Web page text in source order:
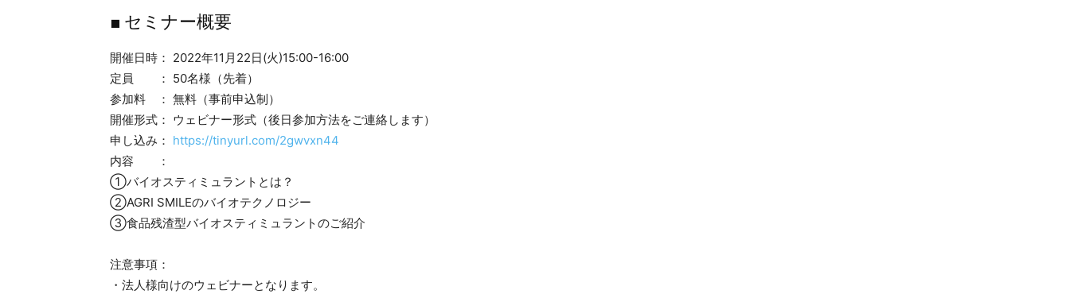
■ セミナー概要
開催日時： 2022年11月22日(火)15:00-16:00
定員 ： 50名様（先着）
参加料 ： 無料（事前申込制）
開催形式： ウェビナー形式（後日参加方法をご連絡します）
申し込み： https://tinyurl.com/2gwvxn44
内容 ：
①バイオスティミュラントとは？
②AGRI SMILEのバイオテクノロジー
③食品残渣型バイオスティミュラントのご紹介
注意事項：
・法人様向けのウェビナーとなります。